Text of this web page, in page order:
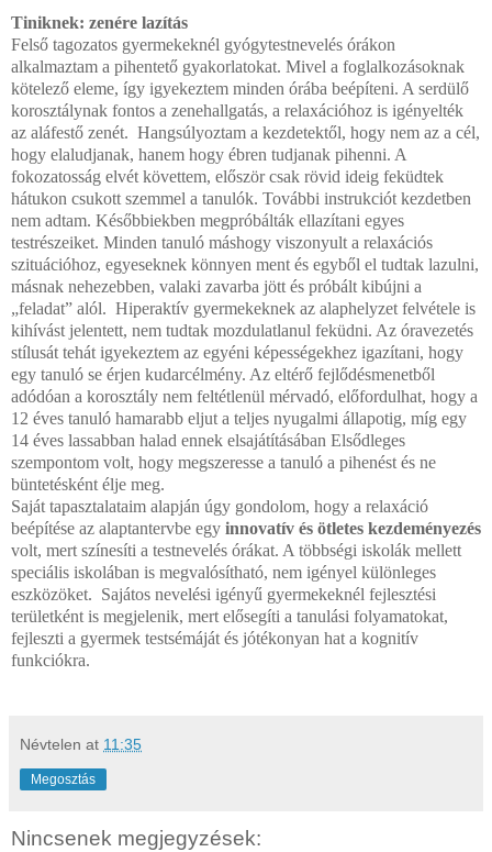
Tiniknek: zenére lazítás
Felső tagozatos gyermekeknél gyógytestnevelés órákon
alkalmaztam a pihentető gyakorlatokat. Mivel a foglalkozásoknak
kötelező eleme, így igyekeztem minden órába beépíteni. A serdülő
korosztálynak fontos a zenehallgatás, a relaxációhoz is igényelték
az aláfestő zenét. Hangsúlyoztam a kezdetektől, hogy nem az a cél,
hogy elaludjanak, hanem hogy ébren tudjanak pihenni. A
fokozatosság elvét követtem, először csak rövid ideig feküdtek
hátukon csukott szemmel a tanulók. További instrukciót kezdetben
nem adtam. Későbbiekben megpróbálták ellazítani egyes
testrészeiket. Minden tanuló máshogy viszonyult a relaxációs
szituációhoz, egyeseknek könnyen ment és egyből el tudtak lazulni,
másnak nehezebben, valaki zavarba jött és próbált kibújni a
„feladat” alól. Hiperaktív gyermekeknek az alaphelyzet felvétele is
kihívást jelentett, nem tudtak mozdulatlanul feküdni. Az óravezetés
stílusát tehát igyekeztem az egyéni képességekhez igazítani, hogy
egy tanuló se érjen kudarcélmény. Az eltérő fejlődésmenetből
adódóan a korosztály nem feltétlenül mérvadó, előfordulhat, hogy a
12 éves tanuló hamarabb eljut a teljes nyugalmi állapotig, míg egy
14 éves lassabban halad ennek elsajátításában Elsődleges
szempontom volt, hogy megszeresse a tanuló a pihenést és ne
büntetésként élje meg.
Saját tapasztalataim alapján úgy gondolom, hogy a relaxáció
beépítése az alaptantervbe egy innovatív és ötletes kezdeményezés
volt, mert színesíti a testnevelés órákat. A többségi iskolák mellett
speciális iskolában is megvalósítható, nem igényel különleges
eszközöket. Sajátos nevelési igényű gyermekeknél fejlesztési
területként is megjelenik, mert elősegíti a tanulási folyamatokat,
fejleszti a gyermek testsémáját és jótékonyan hat a kognitív
funkciókra.
Névtelen at 11:35
Megosztás
Nincsenek megjegyzések: